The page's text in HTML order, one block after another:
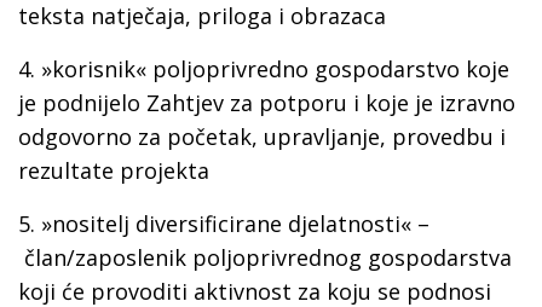
teksta natječaja, priloga i obrazaca
4. »korisnik« poljoprivredno gospodarstvo koje
je podnijelo Zahtjev za potporu i koje je izravno
odgovorno za početak, upravljanje, provedbu i
rezultate projekta
5. »nositelj diversificirane djelatnosti« –
član/zaposlenik poljoprivrednog gospodarstva
koji će provoditi aktivnost za koju se podnosi